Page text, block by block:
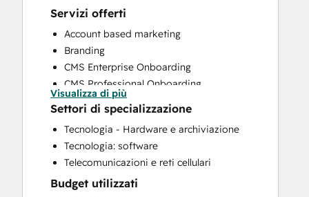
Servizi offerti
Account based marketing
Branding
CMS Enterprise Onboarding
CMS Professional Onboarding
Community Management
Content Creation
Conversational Marketing
CRM Implementation
CRM Migration
Custom API Integrations
Visualizza di più
Settori di specializzazione
Tecnologia - Hardware e archiviazione
Tecnologia: software
Telecomunicazioni e reti cellulari
Budget utilizzati